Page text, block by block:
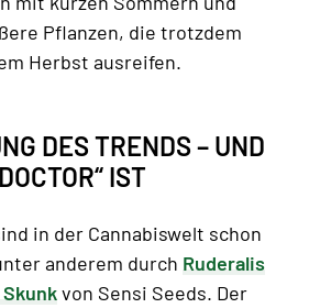
Pflanzen, die trotzdem
Herbst ausreifen.
DES TRENDS – UND
IST
in der Cannabiswelt schon
anderem durch Ruderalis
von Sensi Seeds. Der